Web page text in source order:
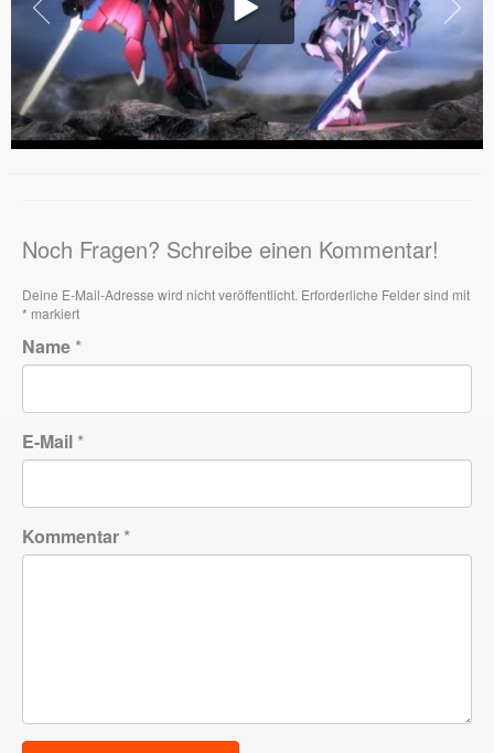
Noch Fragen? Schreibe einen Kommentar!
Deine E-Mail-Adresse wird nicht veröffentlicht. Erforderliche Felder sind mit
* markiert
Name *
E-Mail *
Kommentar *